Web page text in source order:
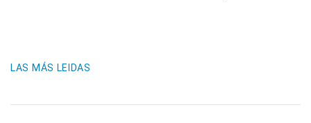
LAS MÁS LEIDAS